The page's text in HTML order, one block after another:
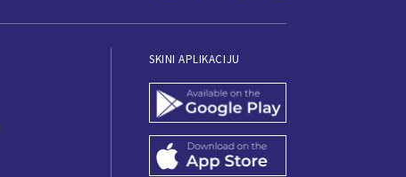
SKINI APLIKACIJU